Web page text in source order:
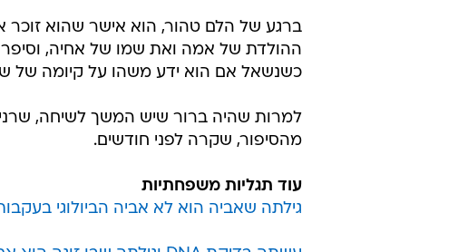
ברגע של הלם טהור, הוא אישר שהוא זוכר
ההולדת של אמה ואת שמו של אחיה, וסיפר
כשנשאל אם הוא ידע משהו על קיומה של
למרות שהיה ברור שיש המשך לשיחה,
מהסיפור, שקרה לפני חודשים.
עוד תגליות משפחתיות
גילתה שאביה הוא לא אביה הביולוגי